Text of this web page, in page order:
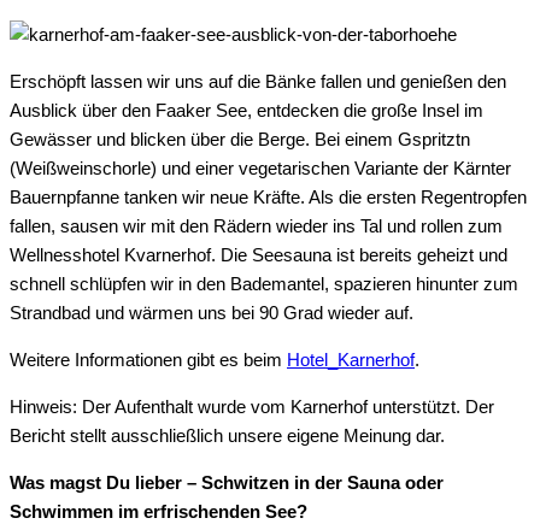
Erschöpft lassen wir uns auf die Bänke fallen und genießen den
Ausblick über den Faaker See, entdecken die große Insel im
Gewässer und blicken über die Berge. Bei einem Gspritztn
(Weißweinschorle) und einer vegetarischen Variante der Kärnter
Bauernpfanne tanken wir neue Kräfte. Als die ersten Regentropfen
fallen, sausen wir mit den Rädern wieder ins Tal und rollen zum
Wellnesshotel Kvarnerhof. Die Seesauna ist bereits geheizt und
schnell schlüpfen wir in den Bademantel, spazieren hinunter zum
Strandbad und wärmen uns bei 90 Grad wieder auf.
Weitere Informationen gibt es beim Hotel_Karnerhof.
Hinweis: Der Aufenthalt wurde vom Karnerhof unterstützt. Der
Bericht stellt ausschließlich unsere eigene Meinung dar.
Was magst Du lieber – Schwitzen in der Sauna oder
Schwimmen im erfrischenden See?